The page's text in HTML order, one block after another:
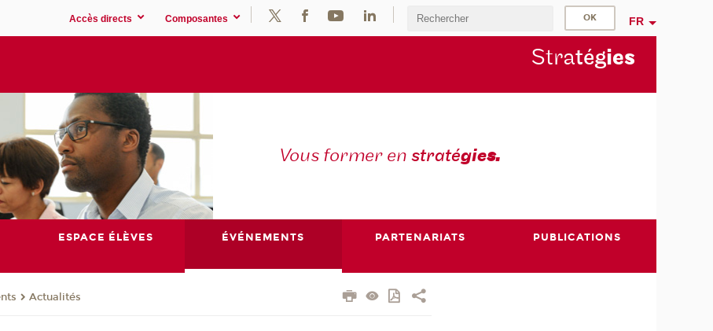
Accès directs Composantes FR
Stratégies
Vous former en stratégies.
ESPACE ÉLÈVES ÉVÉNEMENTS PARTENARIATS PUBLICATIONS
Actualités